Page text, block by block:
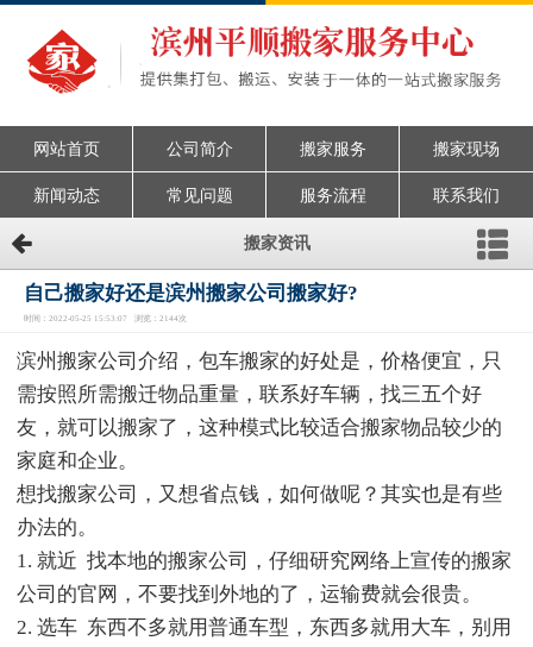
网站首页 公司简介 搬家服务 搬家现场
新闻动态 常见问题 服务流程 联系我们
搬家资讯
自己搬家好还是滨州搬家公司搬家好?
时间：2022-05-25 15:53:07 浏览：2144次
滨州搬家公司介绍，包车搬家的好处是，价格便宜，只
需按照所需搬迁物品重量，联系好车辆，找三五个好
友，就可以搬家了，这种模式比较适合搬家物品较少的
家庭和企业。
想找搬家公司，又想省点钱，如何做呢？其实也是有些
办法的。
1. 就近 找本地的搬家公司，仔细研究网络上宣传的搬家
公司的官网，不要找到外地的了，运输费就会很贵。
2. 选车 东西不多就用普通车型，东西多就用大车，别用